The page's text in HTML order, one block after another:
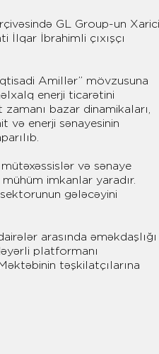
GL Group-un Xarici
İbrahimli çıxışçı
Amillər” mövzusuna
enerji ticarətini
bazar dinamikaları,
və enerji sənayesinin
və sənaye
imkanlar yaradır.
gələcəyini
arasında əməkdaşlığı
platformanı
təşkilatçılarına